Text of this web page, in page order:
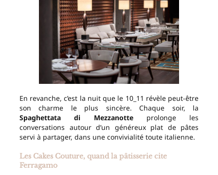
En revanche, c’est la nuit que le 10_11 révèle peut-être
son charme le plus sincère. Chaque soir, la
Spaghettata di Mezzanotteprolonge les
conversations autour d’un généreux plat de pâtes
servi à partager, dans une convivialité toute italienne.
Les Cakes Couture, quand la pâtisserie cite
Ferragamo